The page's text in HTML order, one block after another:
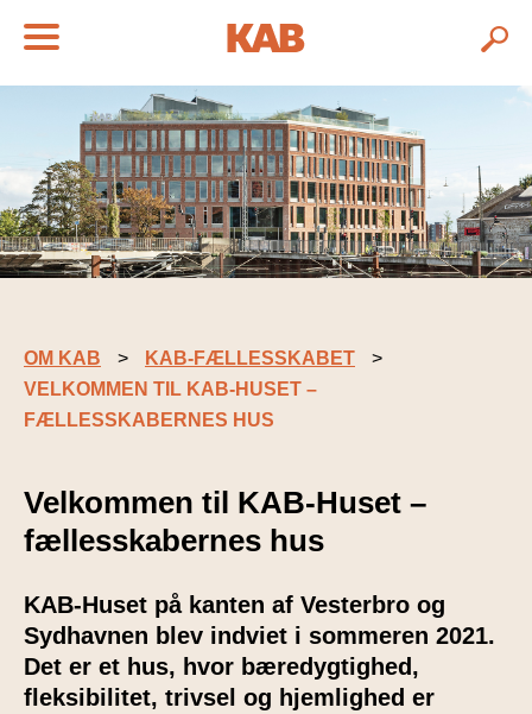
OM KAB
KAB-FÆLLESSKABET
VELKOMMEN TIL KAB-HUSET –
FÆLLESSKABERNES HUS
Velkommen til KAB-Huset –
fællesskabernes hus
KAB-Huset på kanten af Vesterbro og
Sydhavnen blev indviet i sommeren 2021.
Det er et hus, hvor bæredygtighed,
fleksibilitet, trivsel og hjemlighed er